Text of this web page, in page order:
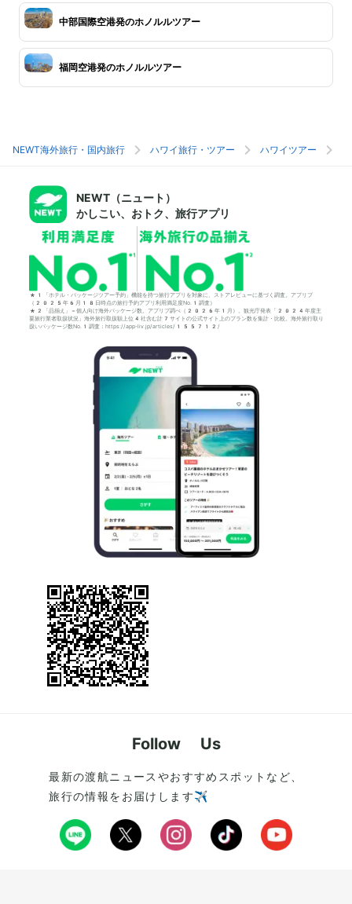
中部国際空港発のホノルルツアー
福岡空港発のホノルルツアー
NEWT海外旅行・国内旅行 ハワイ旅行・ツアー ハワイツアー
NEWT（ニュート）
かしこい、おトク、旅行アプリ
*1「ホテル・パッケージツアー予約」機能を持つ旅行アプリを対象に、ストアレビューに基づく調査。アプリブ
（2025年6月18日時点の旅行予約アプリ利用満足度No.1調査）
*2「品揃え」＝個人向け海外パッケージ数。アプリブ調べ（2026年1月）。観光庁発表「2024年度主
要旅行業者取扱状況」海外旅行取扱額上位4社含む計7サイトの公式サイト上のプラン数を集計・比較。海外旅行取り
扱いパッケージ数No.1調査：https://app-liv.jp/articles/155712/
Follow Us
最新の渡航ニュースやおすすめスポットなど、
旅行の情報をお届けします✈️